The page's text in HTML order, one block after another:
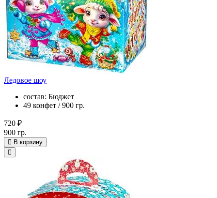
Ледовое шоу
состав: Бюджет
49 конфет / 900 гр.
720 ₽
900 гр.
В корзину